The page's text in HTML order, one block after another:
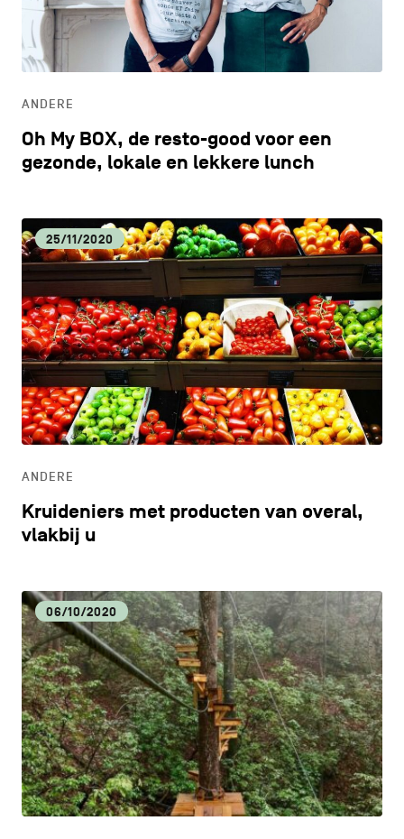
navigatie
ALGEMENE VOORWAARDEN
COOKIEBELEID
PRIVACYBELEID
NL EN FR
CULTUUR
HORECA
LIFESTYLE
LOKALE VOEDINGSPRODUCTEN
MILIEU
ONDERWIJS
ANDERE
Oh My BOX, de resto-good voor een
gezonde, lokale en lekkere lunch
25/11/2020
ANDERE
Kruideniers met producten van overal,
vlakbij u
06/10/2020